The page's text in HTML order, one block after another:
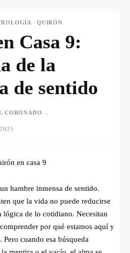
QUIRÓN
Casa 9:
de la
de sentido
CORONADO -
hambre inmensa de sentido.
que la vida no puede reducirse
de lo cotidiano. Necesitan
por qué estamos aquí y
cuando esa búsqueda